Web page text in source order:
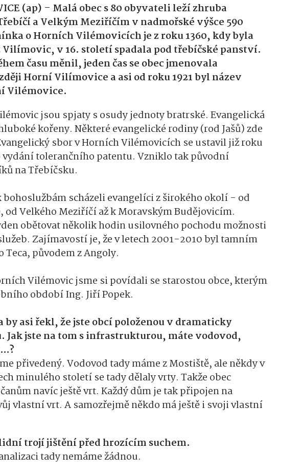
(ap) – Malá obec s 80 obyvateli leží zhruba
a Velkým Meziříčím v nadmořské výšce 590
o Horních Vilémovicích je z roku 1360, kdy byla
v 16. století spadala pod třebíčské panství.
času měnil, jeden čas se obec jmenovala
Horní Vilímovice a asi od roku 1921 byl název
Vilémovice.
jsou spjaty s osudy jednoty bratrské. Evangelická
kořeny. Některé evangelické rodiny (rod Jašů) zde
sbor v Horních Vilémovicích se ustavil již roku
vydání tolerančního patentu. Vzniklo tak původní
na Třebíčsku.
bohoslužbám scházeli evangelíci z širokého okolí - od
od Velkého Meziříčí až k Moravským Budějovicím.
obětovat několik hodin usilovného pochodu možnosti
Zajímavostí je, že v letech 2001-2010 byl tamním
Teca, původem z Angoly.
Vilémovic jsme si povídali se starostou obce, kterým
období Ing. Jiří Popek.
by asi řekl, že jste obcí položenou v dramaticky
Jak jste na tom s infrastrukturou, máte vodovod,
přivedený. Vodovod tady máme z Mostiště, ale někdy v
minulého století se tady dělaly vrty. Takže obec
navíc ještě vrt. Každý dům je tak připojen na
vlastní vrt. A samozřejmě někdo má ještě i svoji vlastní
trojí jištění před hrozícím suchem.
tady nemáme žádnou.